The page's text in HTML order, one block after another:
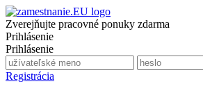
Zverejňujte pracovné ponuky zdarma
Prihlásenie
Prihlásenie
Registrácia